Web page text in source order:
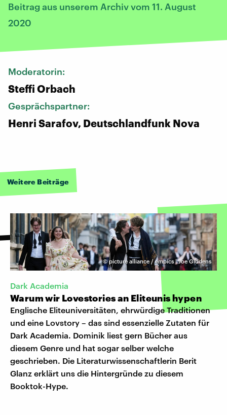
Beitrag aus unserem Archiv vom 11. August
2020
Moderatorin:
Steffi Orbach
Gesprächspartner:
Henri Sarafov, Deutschlandfunk Nova
Weitere Beiträge
©picture alliance / empics | Joe Giddens
Dark Academia
Warum wir Lovestories an Eliteunis hypen
Englische Eliteuniversitäten, ehrwürdige Traditionen
und eine Lovstory – das sind essenzielle Zutaten für
Dark Academia. Dominik liest gern Bücher aus
diesem Genre und hat sogar selber welche
geschrieben. Die Literaturwissenschaftlerin Berit
Glanz erklärt uns die Hintergründe zu diesem
Booktok-Hype.